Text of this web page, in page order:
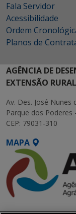
Fala Servidor
Acessibilidade
Ordem
Planos de
AGÊNCIA DE
EXTENSÃO RURAL
Av. Des. José Nunes
Parque dos
CEP: 79031-310
MAPA